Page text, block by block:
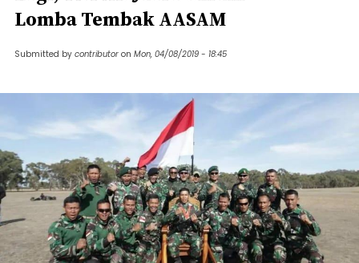
Lomba Tembak AASAM
Submitted by contributor on Mon, 04/08/2019 - 18:45